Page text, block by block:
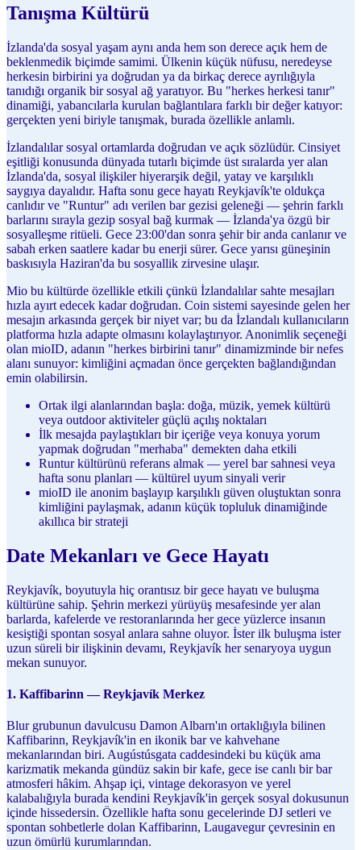
Tanışma Kültürü
İzlanda'da sosyal yaşam aynı anda hem son derece açık hem de
beklenmedik biçimde samimi. Ülkenin küçük nüfusu, neredeyse
herkesin birbirini ya doğrudan ya da birkaç derece ayrılığıyla
tanıdığı organik bir sosyal ağ yaratıyor. Bu "herkes herkesi tanır"
dinamiği, yabancılarla kurulan bağlantılara farklı bir değer katıyor:
gerçekten yeni biriyle tanışmak, burada özellikle anlamlı.
İzlandalılar sosyal ortamlarda doğrudan ve açık sözlüdür. Cinsiyet
eşitliği konusunda dünyada tutarlı biçimde üst sıralarda yer alan
İzlanda'da, sosyal ilişkiler hiyerarşik değil, yatay ve karşılıklı
saygıya dayalıdır. Hafta sonu gece hayatı Reykjavík'te oldukça
canlıdır ve "Runtur" adı verilen bar gezisi geleneği — şehrin farklı
barlarını sırayla gezip sosyal bağ kurmak — İzlanda'ya özgü bir
sosyalleşme ritüeli. Gece 23:00'dan sonra şehir bir anda canlanır ve
sabah erken saatlere kadar bu enerji sürer. Gece yarısı güneşinin
baskısıyla Haziran'da bu sosyallik zirvesine ulaşır.
Mio bu kültürde özellikle etkili çünkü İzlandalılar sahte mesajları
hızla ayırt edecek kadar doğrudan. Coin sistemi sayesinde gelen her
mesajın arkasında gerçek bir niyet var; bu da İzlandalı kullanıcıların
platforma hızla adapte olmasını kolaylaştırıyor. Anonimlik seçeneği
olan mioID, adanın "herkes birbirini tanır" dinamizminde bir nefes
alanı sunuyor: kimliğini açmadan önce gerçekten bağlandığından
emin olabilirsin.
Ortak ilgi alanlarından başla: doğa, müzik, yemek kültürü
veya outdoor aktiviteler güçlü açılış noktaları
İlk mesajda paylaştıkları bir içeriğe veya konuya yorum
yapmak doğrudan "merhaba" demekten daha etkili
Runtur kültürünü referans almak — yerel bar sahnesi veya
hafta sonu planları — kültürel uyum sinyali verir
mioID ile anonim başlayıp karşılıklı güven oluştuktan sonra
kimliğini paylaşmak, adanın küçük topluluk dinamiğinde
akıllıca bir strateji
Date Mekanları ve Gece Hayatı
Reykjavík, boyutuyla hiç orantısız bir gece hayatı ve buluşma
kültürüne sahip. Şehrin merkezi yürüyüş mesafesinde yer alan
barlarda, kafelerde ve restoranlarında her gece yüzlerce insanın
kesiştiği spontan sosyal anlara sahne oluyor. İster ilk buluşma ister
uzun süreli bir ilişkinin devamı, Reykjavík her senaryoya uygun
mekan sunuyor.
1. Kaffibarinn — Reykjavík Merkez
Blur grubunun davulcusu Damon Albarn'ın ortaklığıyla bilinen
Kaffibarinn, Reykjavík'in en ikonik bar ve kahvehane
mekanlarından biri. Augústúsgata caddesindeki bu küçük ama
karizmatik mekanda gündüz sakin bir kafe, gece ise canlı bir bar
atmosferi hâkim. Ahşap içi, vintage dekorasyon ve yerel
kalabalığıyla burada kendini Reykjavík'in gerçek sosyal dokusunun
içinde hissedersin. Özellikle hafta sonu gecelerinde DJ setleri ve
spontan sohbetlerle dolan Kaffibarinn, Laugavegur çevresinin en
uzun ömürlü kurumlarından.